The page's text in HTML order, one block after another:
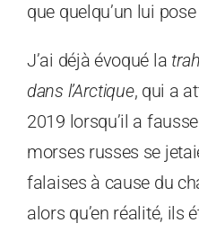
que quelqu’un lui
J’ai déjà évoqué la
dans l’Arctique, qui a
2019 lorsqu’il a
morses russes se
falaises à cause du
alors qu’en réalité, ils